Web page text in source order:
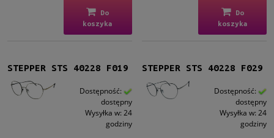
Do
koszyka
Do
koszyka
STEPPER STS 40228 F019
Dostępność:
dostępny
Wysyłka w: 24
godziny
STEPPER STS 40228 F029
Dostępność:
dostępny
Wysyłka w: 24
godziny